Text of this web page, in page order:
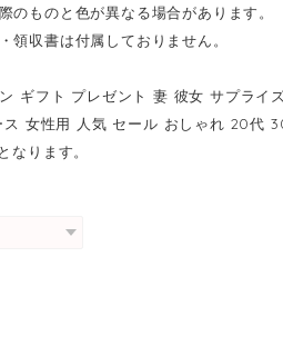
のものと色が異なる場合があります。
領収書は付属しておりません。
ギフト プレゼント 妻 彼女 サプライ
ス 女性用 人気 セール おしゃれ 20代
なります。